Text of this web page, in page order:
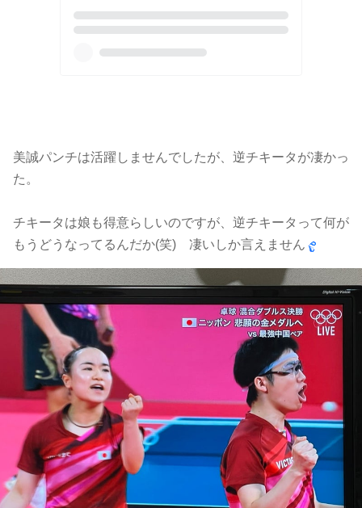
美誠パンチは活躍しませんでしたが、逆チキータが凄かっ
た。
チキータは娘も得意らしいのですが、逆チキータって何が
もうどうなってるんだか(笑) 凄いしか言えません